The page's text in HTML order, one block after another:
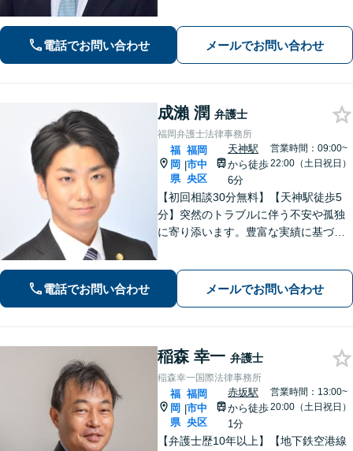
電話でお問い合わせ メールでお問い合わせ
成瀨 潤 弁護士
福岡弁護士法律事務所
福
岡
県
|
福岡
市中
央区
天神駅
から徒歩
6分
営業時間：09:00~
22:00（土日祝日）
【初回相談30分無料】【天神駅徒歩5
分】突然のトラブルに伴う不安や孤独
に寄り添います。豊富な実績に基づく
の相談から培った確かな交渉力であな
たを守り抜きます。【LINE予約可】
電話でお問い合わせ メールでお問い合わせ
稲森 幸一 弁護士
稲森幸一国際法律事務所
福
岡
県
|
福岡
市中
央区
赤坂駅
から徒歩
1分
営業時間：13:00~
20:00（土日祝日）
【弁護士歴10年以上】【地下鉄空港線